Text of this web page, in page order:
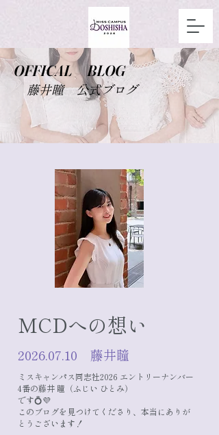
OFFICAL BLOG
​ 藤井瞳 公式ブログ
MCDへの想い
2026.07.10 藤井瞳
​ミスキャンパス同志社2026 エントリーナンバー
4番の藤井 瞳（ふじい ひとみ）
です💍💜
このブログを見つけてくださり、本当にありが
とうございます！